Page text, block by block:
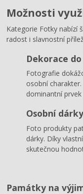
Možnosti
Kategorie Fotky nabízí
radost i slavnostní
Dekorace
Fotografie
osobní
dominantní
Osobní
Foto produkty
dárky. Díky
skutečnou
Památky na